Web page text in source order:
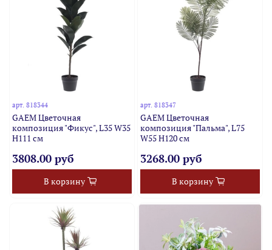
арт.818344
GAEM Цветочная
композиция "Фикус", L35 W35
H111 см
3808.00 руб
В корзину
арт. 818347
GAEM Цветочная
композиция "Пальма", L75
W55 H120 см
3268.00 руб
В корзину